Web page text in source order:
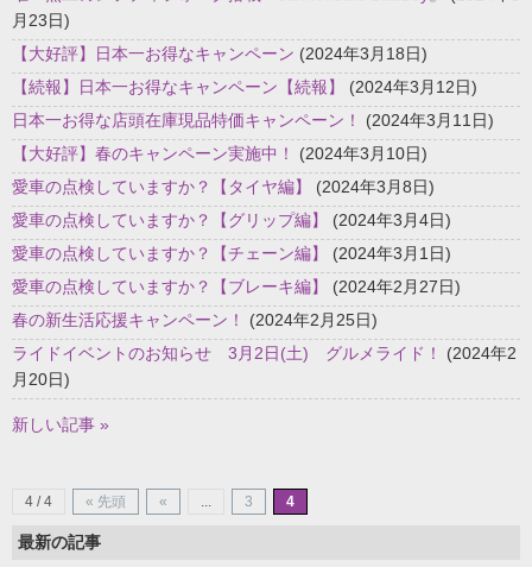
月23日)
【大好評】日本一お得なキャンペーン (2024年3月18日)
【続報】日本一お得なキャンペーン【続報】
(2024年3月12日)
日本一お得な店頭在庫現品特価キャンペーン！
(2024年3月11日)
【大好評】春のキャンペーン実施中！
(2024年3月10日)
愛車の点検していますか？【タイヤ編】
(2024年3月8日)
愛車の点検していますか？【グリップ編】
(2024年3月4日)
愛車の点検していますか？【チェーン編】
(2024年3月1日)
愛車の点検していますか？【ブレーキ編】
(2024年2月27日)
春の新生活応援キャンペーン！
(2024年2月25日)
ライドイベントのお知らせ 3月2日(土) グルメライド！
(2024年2
月20日)
新しい記事 »
4 / 4 « 先頭 « ... 3 4
最新の記事